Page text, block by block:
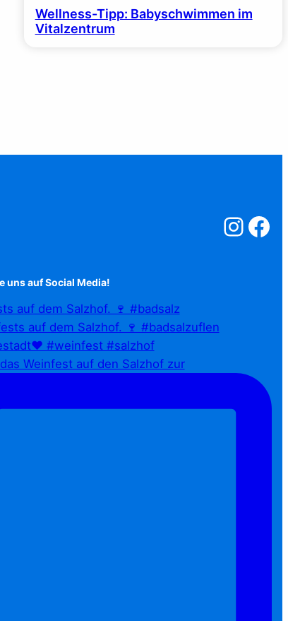
Wellness-Tipp: Babyschwimmen im
Vitalzentrum
Salzstreuner
uns auf Social Media!
auf dem Salzhof. 🍷 #badsalz
Weinfest auf den Salzhof zur